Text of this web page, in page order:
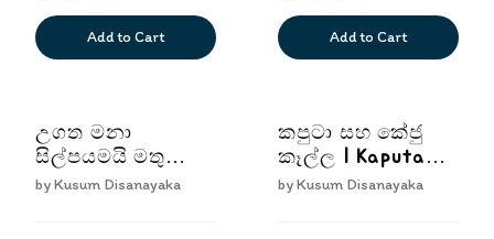
Add to Cart Add to Cart
උගත මනා
සිල්පයමයි මතු
රැකෙනා | Ugatha
byKusum Disanayaka
කපුටා සහ කේජු
කෑල්ල | Kaputa
Saha Keju Kalla
byKusum Disanayaka